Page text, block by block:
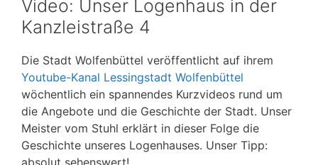
Video: Unser Logenhaus in der
Kanzleistraße 4
Die Stadt Wolfenbüttel veröffentlicht auf ihrem
Youtube-Kanal Lessingstadt Wolfenbüttel
wöchentlich ein spannendes Kurzvideos rund um
die Angebote und die Geschichte der Stadt. Unser
Meister vom Stuhl erklärt in dieser Folge die
Geschichte unseres Logenhauses. Unser Tipp: